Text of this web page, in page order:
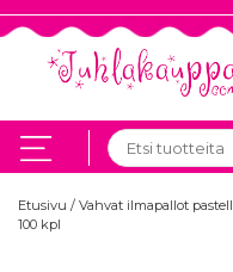
Etusivu / Vahvat ilmapallot
100 kpl